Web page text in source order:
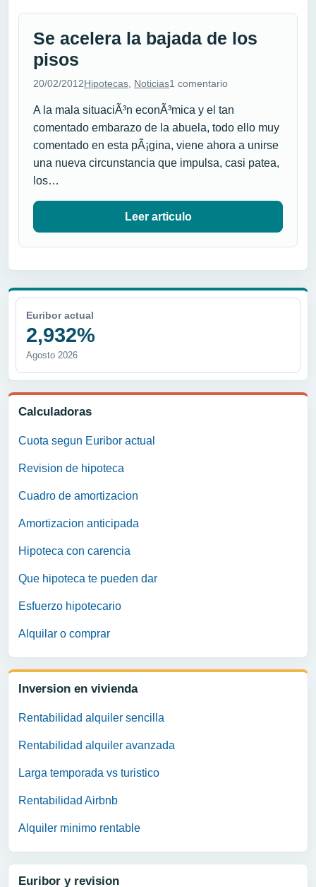
Euribor actual
2,932%
Agosto 2026
Calculadoras
Cuota segun Euribor actual
Revision de hipoteca
Cuadro de amortizacion
Amortizacion anticipada
Hipoteca con carencia
Que hipoteca te pueden dar
Esfuerzo hipotecario
Alquilar o comprar
Inversion en vivienda
Rentabilidad alquiler sencilla
Rentabilidad alquiler avanzada
Larga temporada vs turistico
Rentabilidad Airbnb
Alquiler minimo rentable
Euribor y revision
Se acelera la bajada de los
pisos
20/02/2012Hipotecas Noticias1 comentario
A la mala situaciÃ³n econÃ³mica y el tan
comentado embarazo de la abuela, todo ello muy
comentado en esta pÃ¡gina, viene ahora a unirse
una nueva circunstancia que impulsa, casi patea,
los…
Leer articulo